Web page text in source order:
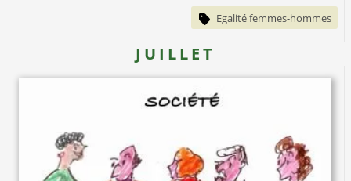
Egalité femmes-hommes
JUILLET